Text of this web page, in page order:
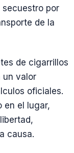
por
de la
de cigarrillos
un valor
oficiales.
en el lugar,
causa.